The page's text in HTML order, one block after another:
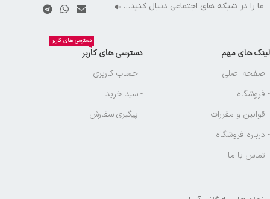
ما را در شبکه های اجتماعی دنبال کنید…
لینک های مهم
- صفحه اصلی
- فروشگاه
- قوانین و مقررات
- درباره فروشگاه
- تماس با ما
دسترسی های کاربر
دسترسی های کاربر
- حساب کاربری
- سبد خرید
- پیگیری سفارش